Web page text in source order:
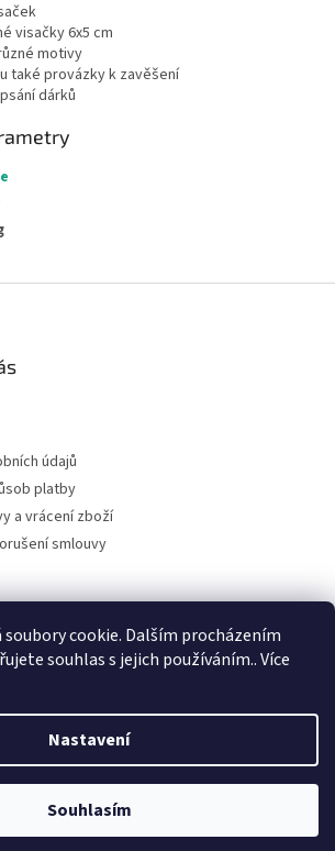
cookie. Dalším procházením
souhlas s jejich používáním.. Více
Nastavení
Souhlasím
visačky 6x5 cm
motivy
také provázky k zavěšení
dárků
údajů
platby
a vrácení zboží
smlouvy
. Všechna práva vyhrazena.Upravit
nastavení cookies